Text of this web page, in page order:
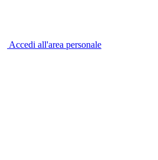
Accedi all'area personale